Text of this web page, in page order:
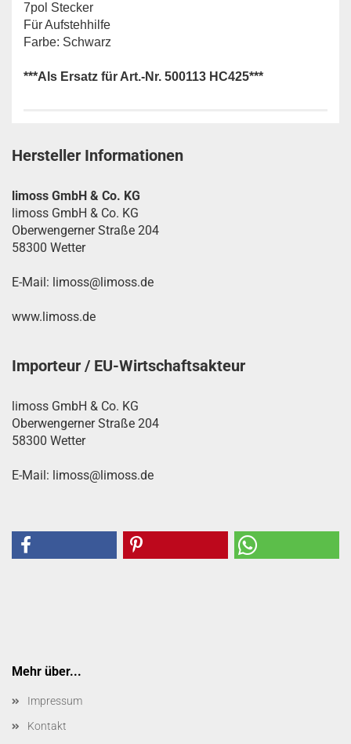
7pol Stecker
Für Aufstehhilfe
Farbe: Schwarz
***Als Ersatz für Art.-Nr. 500113 HC425***
Hersteller Informationen
limoss GmbH & Co. KG
limoss GmbH & Co. KG
Oberwengerner Straße 204
58300 Wetter
E-Mail: limoss@limoss.de
www.limoss.de
Importeur / EU-Wirtschaftsakteur
limoss GmbH & Co. KG
Oberwengerner Straße 204
58300 Wetter
E-Mail: limoss@limoss.de
Mehr über...
Impressum
Kontakt